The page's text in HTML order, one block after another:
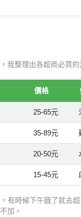
我整理出各超商必買的
價格
25-65元
35-89元
20-50元
15-45元
有時候下午餓了就去
加。